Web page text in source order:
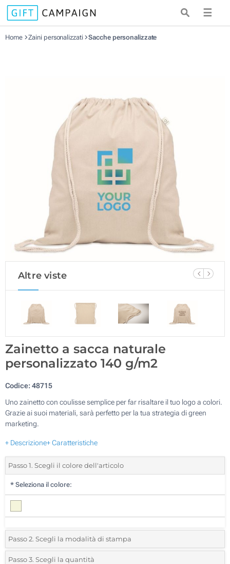
☰
Home Zaini personalizzati Sacche personalizzate
Altre viste
Zainetto a sacca naturale
personalizzato 140 g/m2
Codice:48715
Uno zainetto con coulisse semplice per far risaltare il tuo logo a colori.
Grazie ai suoi materiali, sarà perfetto per la tua strategia di green
marketing.
+ Descrizione+ Caratteristiche
Passo 1. Scegli il colore dell'articolo
* Seleziona il colore:
Passo 2. Scegli la modalità di stampa
*Seleziona la posizione di stampa e il colore del vostro logo:
Passo 3. Scegli la quantità